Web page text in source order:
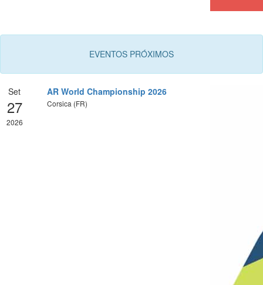
EVENTOS PRÓXIMOS
Set
27
2026
AR World Championship 2026
Corsica (FR)